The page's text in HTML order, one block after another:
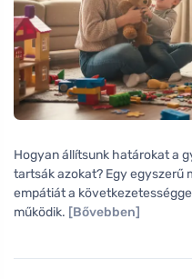
Hogyan állítsunk határokat a
tartsák azokat? Egy egyszerű
empátiát a
működik. [Bővebben]